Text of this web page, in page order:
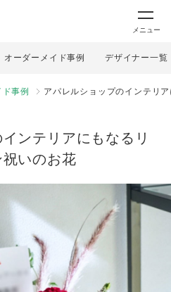
メニュー
オーダーメイド事例 デザイナー一覧
事例 アパレルショップのインテリ
ンテリアにもなるリ
いのお花